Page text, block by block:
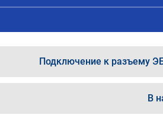
Подключение к разъему
В